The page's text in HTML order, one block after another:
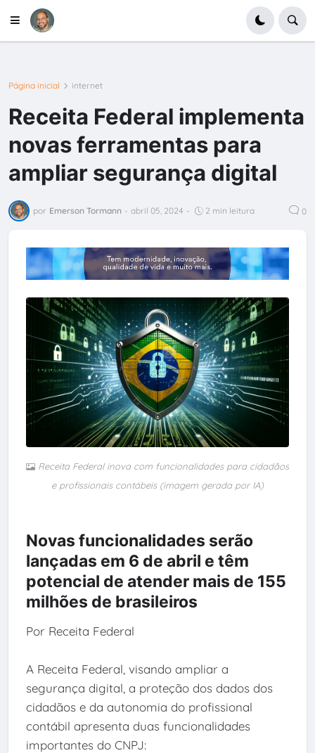
Página inicial internet
Receita Federal implementa
novas ferramentas para
ampliar segurança digital
por Emerson Tormann - abril 05, 2024 - 2 min leitura 0
Receita Federal inova com funcionalidades para cidadãos
e profissionais contábeis (imagem gerada por IA)
Novas funcionalidades serão
lançadas em 6 de abril e têm
potencial de atender mais de 155
milhões de brasileiros
Por Receita Federal
A Receita Federal, visando ampliar a
segurança digital, a proteção dos dados dos
cidadãos e da autonomia do profissional
contábil apresenta duas funcionalidades
importantes do CNPJ: